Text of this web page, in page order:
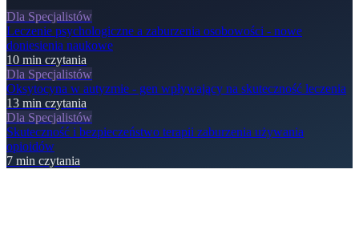
Dla Specjalistów
Leczenie psychologiczne a zaburzenia osobowości - nowe
doniesienia naukowe
10 min czytania
Dla Specjalistów
Oksytocyna w autyzmie - gen wpływający na skuteczność leczenia
13 min czytania
Dla Specjalistów
Skuteczność i bezpieczeństwo terapii zaburzenia używania
opioidów
7 min czytania